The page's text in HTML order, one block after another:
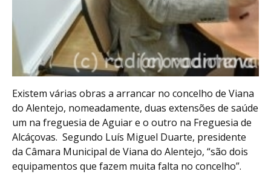
Existem várias obras a arrancar no concelho de Viana
do Alentejo, nomeadamente, duas extensões de saúde
um na freguesia de Aguiar e o outro na Freguesia de
Alcáçovas. Segundo Luís Miguel Duarte, presidente
da Câmara Municipal de Viana do Alentejo, “são dois
equipamentos que fazem muita falta no concelho”.